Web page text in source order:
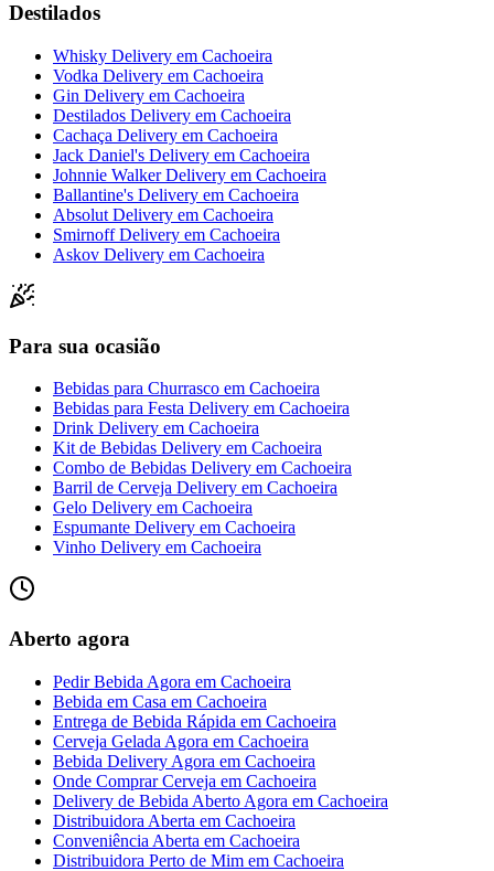
Destilados
Whisky Delivery em Cachoeira
Vodka Delivery em Cachoeira
Gin Delivery em Cachoeira
Destilados Delivery em Cachoeira
Cachaça Delivery em Cachoeira
Jack Daniel's Delivery em Cachoeira
Johnnie Walker Delivery em Cachoeira
Ballantine's Delivery em Cachoeira
Absolut Delivery em Cachoeira
Smirnoff Delivery em Cachoeira
Askov Delivery em Cachoeira
Para sua ocasião
Bebidas para Churrasco em Cachoeira
Bebidas para Festa Delivery em Cachoeira
Drink Delivery em Cachoeira
Kit de Bebidas Delivery em Cachoeira
Combo de Bebidas Delivery em Cachoeira
Barril de Cerveja Delivery em Cachoeira
Gelo Delivery em Cachoeira
Espumante Delivery em Cachoeira
Vinho Delivery em Cachoeira
Aberto agora
Pedir Bebida Agora em Cachoeira
Bebida em Casa em Cachoeira
Entrega de Bebida Rápida em Cachoeira
Cerveja Gelada Agora em Cachoeira
Bebida Delivery Agora em Cachoeira
Onde Comprar Cerveja em Cachoeira
Delivery de Bebida Aberto Agora em Cachoeira
Distribuidora Aberta em Cachoeira
Conveniência Aberta em Cachoeira
Distribuidora Perto de Mim em Cachoeira